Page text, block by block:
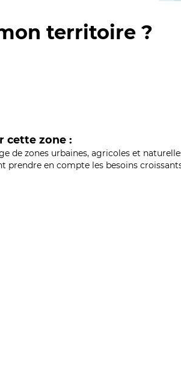
territoire ?
cette zone :
de zones urbaines, agricoles et
en compte les besoins